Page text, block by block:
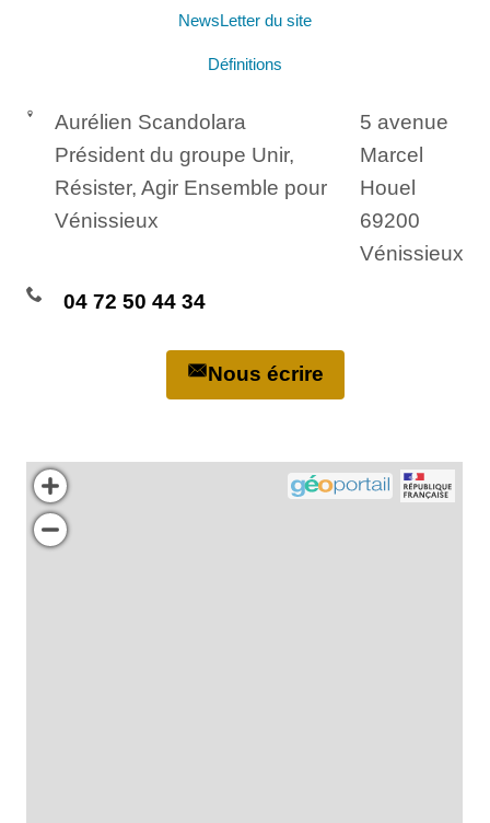
NewsLetter du site
Définitions
Aurélien Scandolara
Président du groupe Unir,
Résister, Agir Ensemble pour
Vénissieux
5 avenue
Marcel
Houel
69200
Vénissieux
04 72 50 44 34
Nous écrire